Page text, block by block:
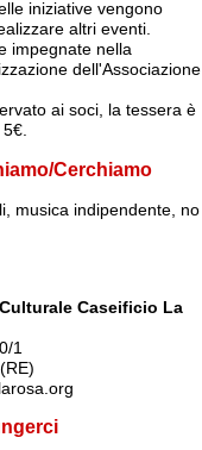
iniziative vengono
altri eventi.
impegnate nella
dell'Associazione
ai soci, la tessera è
Cerchiamo
musica indipendente, no
Caseificio La
1